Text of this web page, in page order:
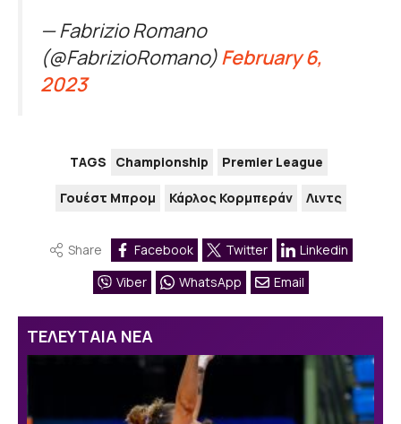
— Fabrizio Romano
(@FabrizioRomano)February 6,
2023
TAGS Championship Premier League
Γουέστ Μπρομ Κάρλος Κορμπεράν Λιντς
Share Facebook Twitter
Linkedin
Viber
WhatsApp Email
ΤΕΛΕΥΤΑΙΑ ΝΕΑ